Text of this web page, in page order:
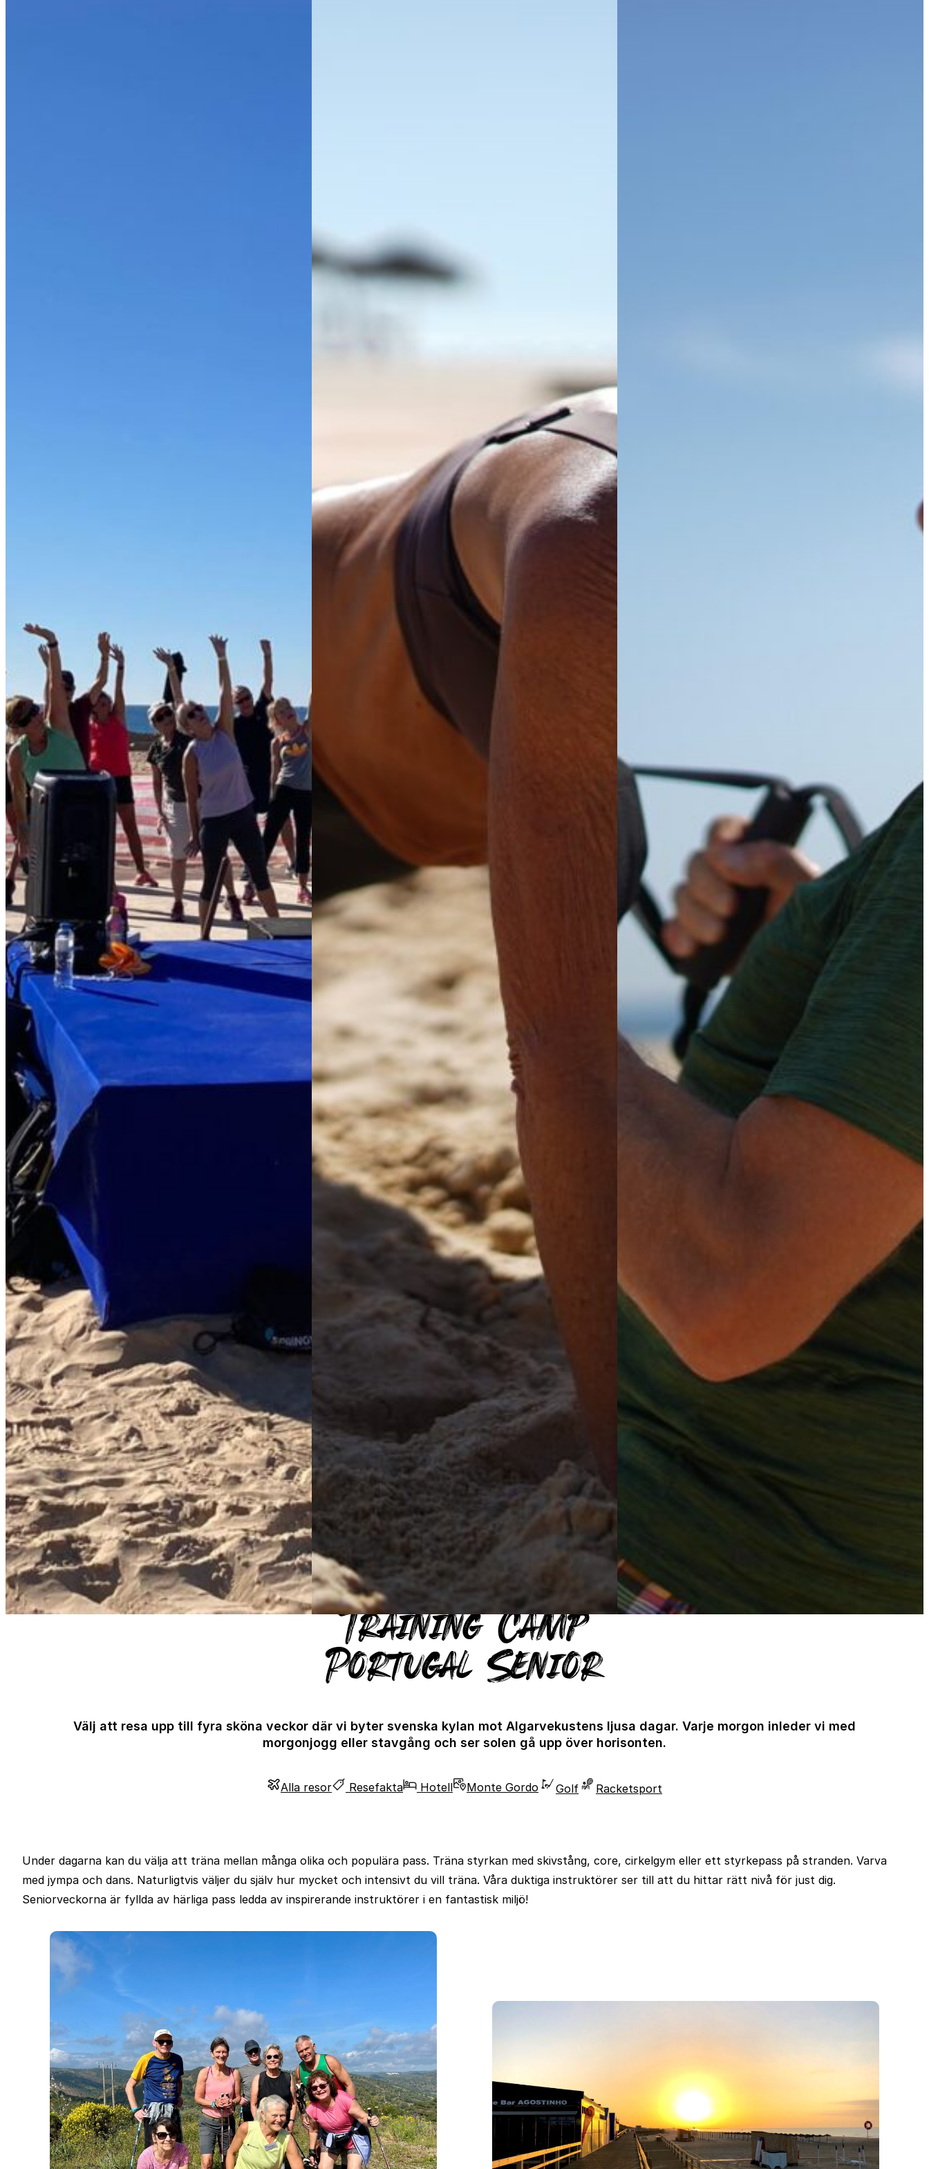
Training Camp
Portugal Senior
Välj att resa upp till fyra sköna veckor där vi byter svenska kylan mot Algarvekustens ljusa dagar. Varje morgon inleder vi med
morgonjogg eller stavgång och ser solen gå upp över horisonten.
Alla resor Resefakta Hotell Monte Gordo Golf Racketsport
Under dagarna kan du välja att träna mellan många olika och populära pass. Träna styrkan med skivstång, core, cirkelgym eller ett styrkepass på stranden. Varva
med jympa och dans. Naturligtvis väljer du själv hur mycket och intensivt du vill träna. Våra duktiga instruktörer ser till att du hittar rätt nivå för just dig.
Seniorveckorna är fyllda av härliga pass ledda av inspirerande instruktörer i en fantastisk miljö!